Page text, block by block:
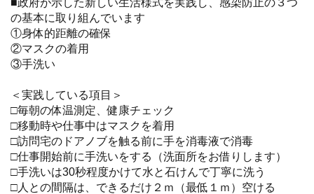
の基本に取り組んでいます
①身体的距離の確保
②マスクの着用
③手洗い
＜実践している項目＞
□毎朝の体温測定、健康チェック
□移動時や仕事中はマスクを着用
□訪問宅のドアノブを触る前に手を消毒液で消毒
□仕事開始前に手洗いをする（洗面所をお借りします）
□手洗いは30秒程度かけて水と石けんで丁寧に洗う
□人との間隔は、できるだけ２ｍ（最低１ｍ）空ける